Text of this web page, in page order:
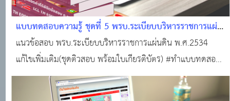
แบบทดสอบความรู้ ชุดที่ 5 พรบ.ระเบียบบริหารราชการแผ่น
ดิน พ.ศ.2534 และแก้ไขเพิ่มเติม #แนวข้อสอบออนไลน์
พร้อมใบเกียรติบัตร
แนวข้อสอบ พรบ.ระเบียบบริหารราชการแผ่นดิน พ.ศ.2534
แก้ไขเพิ่มเติม(ชุดติวสอบ พร้อมใบเกียรติบัตร) #ทำแบบทดสอบ
ฟรี!!! #ข้อสอบท้องถิ่นฟรี !!! #สอบบรรจุท้องถิ่น #แหล่งเรียนรู้
ของคนท้องถิ่น #ติวสอบออนไลน์ #แนวข้อสอบออนไลน์